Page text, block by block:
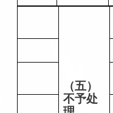
（五）
不予处